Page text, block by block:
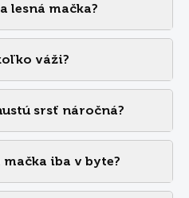
lesná mačka?
váži?
srsť náročná?
iba v byte?